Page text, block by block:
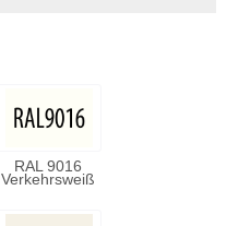
RAL 9016
Verkehrsweiß